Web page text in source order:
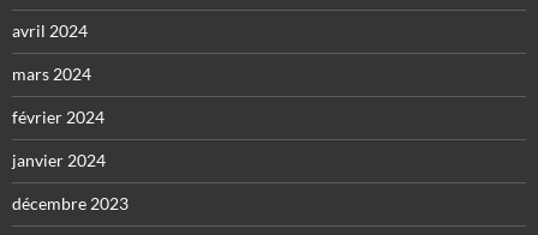
avril 2024
mars 2024
février 2024
janvier 2024
décembre 2023